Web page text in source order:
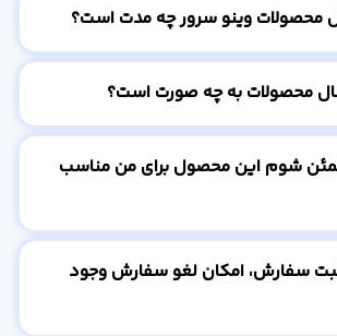
محصولات وینو سرور چه مدت است؟
محصولات به چه صورت است؟
شوم این محصول برای من مناسب
سفارش، امکان لغو سفارش وجود